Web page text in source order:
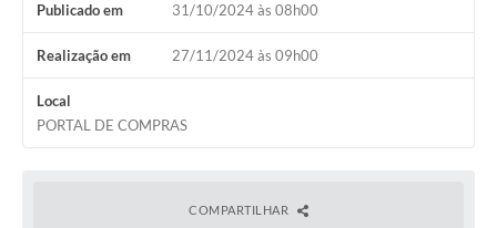
Publicado em 31/10/2024 às 08h00
Realização em 27/11/2024 às 09h00
Local
PORTAL DE COMPRAS
COMPARTILHAR